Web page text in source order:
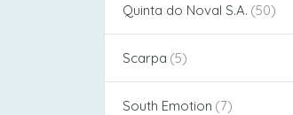
Quinta do Noval S.A.
Scarpa
South Emotion